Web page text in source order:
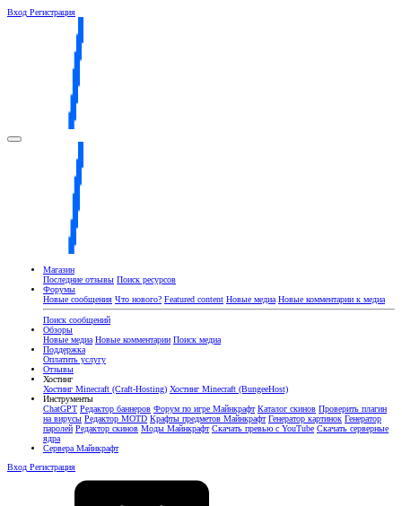
Вход Регистрация
Магазин
Последние отзывы Поиск ресурсов
Форумы
Новые сообщения Что нового? Featured content Новые медиа Новые комментарии к медиа
Поиск сообщений
Обзоры
Новые медиа Новые комментарии Поиск медиа
Поддержка
Оплатить услугу
Отзывы
Хостинг
Хостинг Minecraft (Craft-Hosting) Хостинг Minecraft (BungeeHost)
Инструменты
ChatGPT Редактор баннеров Форум по игре Майнкрафт Каталог скинов Проверить плагин
на вирусы Редактор MOTD Крафты предметов Майнкрафт Генератор картинок Генератор
паролей Редактор скинов Моды Майнкрафт Скачать превью с YouTube Скачать серверные
ядра
Сервера Майнкрафт
Вход Регистрация